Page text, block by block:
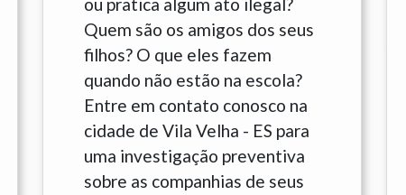
Quem são os amigos dos seus
filhos? O que eles fazem
quando não estão na escola?
Entre em contato conosco na
cidade de Vila Velha - ES para
uma investigação preventiva
sobre as companhias de seus